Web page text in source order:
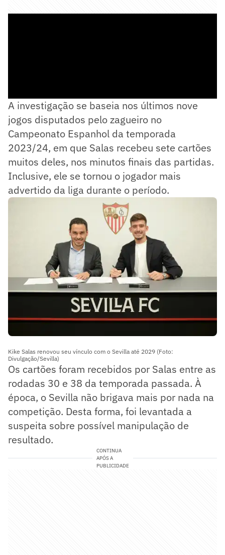
A investigação se baseia nos últimos nove
jogos disputados pelo zagueiro no
Campeonato Espanhol da temporada
2023/24, em que Salas recebeu sete cartões
muitos deles, nos minutos finais das partidas.
Inclusive, ele se tornou o jogador mais
advertido da liga durante o período.
Kike Salas renovou seu vínculo com o Sevilla até 2029 (Foto:
Divulgação/Sevilla)
Os cartões foram recebidos por Salas entre as
rodadas 30 e 38 da temporada passada. À
época, o Sevilla não brigava mais por nada na
competição. Desta forma, foi levantada a
suspeita sobre possível manipulação de
resultado.
CONTINUA
APÓS A
PUBLICIDADE